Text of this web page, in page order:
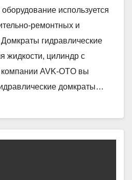
используется
ремонтных и
гидравлические
жидкости, цилиндр с
AVK-OTO вы
домкраты…